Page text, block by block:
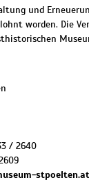
und
worden. Die
/ 2640
stpoelten.at